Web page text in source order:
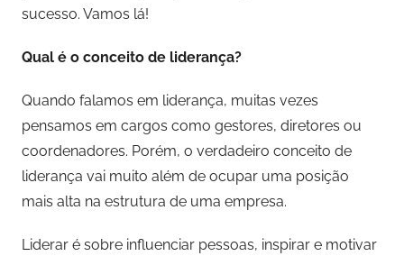
d
e
S
o
u
a
sucesso. Vamos lá!
Qual é o conceito de liderança?
Quando falamos em liderança, muitas vezes
pensamos em cargos como gestores, diretores ou
coordenadores. Porém, o verdadeiro conceito de
liderança vai muito além de ocupar uma posição
mais alta na estrutura de uma empresa.
Liderar é sobre influenciar pessoas, inspirar e motivar